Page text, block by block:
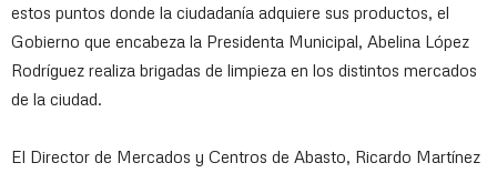
estos puntos donde la ciudadanía adquiere sus productos, el
Gobierno que encabeza la Presidenta Municipal, Abelina López
Rodríguez realiza brigadas de limpieza en los distintos mercados
de la ciudad.
El Director de Mercados y Centros de Abasto, Ricardo Martínez